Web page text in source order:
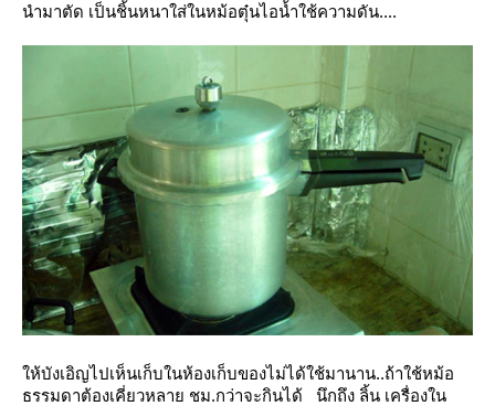
นำมาตัด เป็นชิ้นหนาใส่ในหม้อตุ๋นไอน้ำใช้ความดัน....
ห้บังเอิญไปเห็นเก็บในห้องเก็บของไม่ได้ใช้มานาน..ถ้าใช้หม้อ
ธรรมดาต้องเคี่ยวหลาย ชม.กว่าจะกินได้
นึกถึง ลิ้น เครื่องใน